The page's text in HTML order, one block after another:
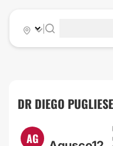
|
DR DIEGO
AG